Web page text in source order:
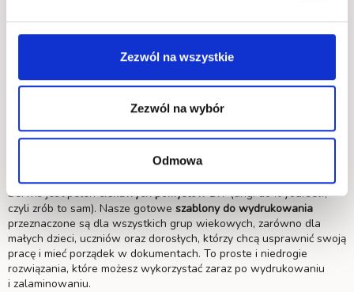
Zezwól na wszystkie
Zezwól na wybór
Odmowa
Ciekawe szablony kreatywnych pomysłów
do druku
do druku? A może chcesz wprowadzić kreatywne rozwiązania
wspomagające organizację pracy w biurze, ale nie wiesz, od czego
zacząć, gdzie znaleźć funkcjonalne akcesoria do realizacji
pomysłów? Poszukujesz nietuzinkowych dodatków do domu? Jeżeli
Serwis jest pełenciekawych pomysłów DIY(ang. do it yourself,
czyli zrób to sam). Nasze gotowe szablony do wydrukowania
przeznaczone są dla wszystkich grup wiekowych, zarówno dla
małych dzieci, uczniów oraz dorosłych, którzy chcą usprawnić swoją
pracę i mieć porządek w dokumentach. To proste i niedrogie
rozwiązania, które możesz wykorzystać zaraz po wydrukowaniu
i zalaminowaniu.